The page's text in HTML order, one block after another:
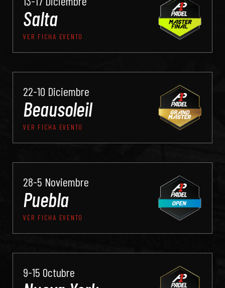
Salta
VER FICHA EVENTO
22-10 Diciembre
Beausoleil
VER FICHA EVENTO
28-5 Noviembre
Puebla
VER FICHA EVENTO
9-15 Octubre